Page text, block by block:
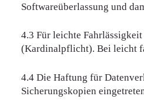
Softwareüberlassung und
4.3 Für leichte
(Kardinalpflicht). Bei leicht
4.4 Die Haftung für
Sicherungskopien